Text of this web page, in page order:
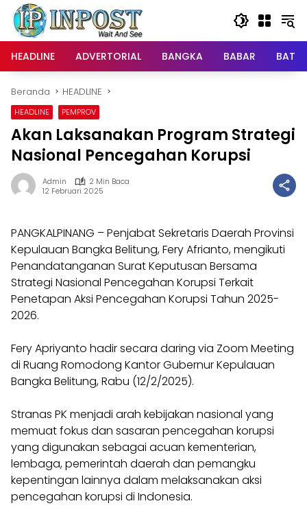
Langsung
konten
HEADLINE
ADVERTORIAL BANGKA BABAR
Beranda HEADLINE
HEADLINE PEMPROV
Akan Laksanakan Program Strategi
Nasional Pencegahan Korupsi
Admin
2 Min Baca
12 Februari 2025
PANGKALPINANG – Penjabat Sekretaris Daerah Provinsi
Kepulauan Bangka Belitung, Fery Afrianto, mengikuti
Penandatanganan Surat Keputusan Bersama
Strategi Nasional Pencegahan Korupsi Terkait
Penetapan Aksi Pencegahan Korupsi Tahun 2025-
2026.
Fery Apriyanto hadir secara daring via Zoom Meeting
di Ruang Romodong Kantor Gubernur Kepulauan
Bangka Belitung, Rabu (12/2/2025).
Stranas PK menjadi arah kebijakan nasional yang
memuat fokus dan sasaran pencegahan korupsi
yang digunakan sebagai acuan kementerian,
lembaga, pemerintah daerah dan pemangku
kepentingan lainnya dalam melaksanakan aksi
pencegahan korupsi di Indonesia.